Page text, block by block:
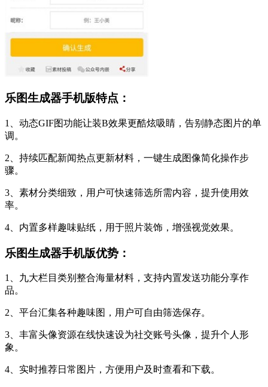
乐图生成器手机版特点：
1、动态GIF图功能让装B效果更酷炫吸睛，告别静态图片的单
调。
2、持续匹配新闻热点更新材料，一键生成图像简化操作步
骤。
3、素材分类细致，用户可快速筛选所需内容，提升使用效
率。
4、内置多样趣味贴纸，用于照片装饰，增强视觉效果。
乐图生成器手机版优势：
1、九大栏目类别整合海量材料，支持内置发送功能分享作
品。
2、平台汇集各种趣味图，用户可自由筛选保存。
3、丰富头像资源在线快速设为社交账号头像，提升个人形
象。
4、实时推荐日常图片，方便用户及时查看和下载。